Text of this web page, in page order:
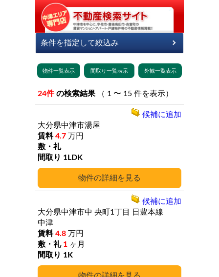
24件 の検索結果 （ 1 〜 15 件を表示）
詳細
大分県中津市湯屋
4.7 万円
1LDK
候補に追加
詳細
大分県中津市中 央町1丁目
日豊本線
中津
4.8 万円
1 ヶ月
1K
候補に追加